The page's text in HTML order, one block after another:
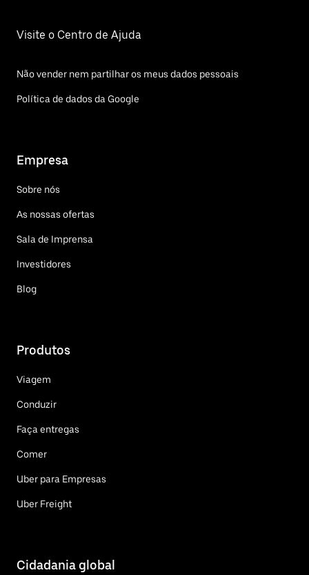
Visite o Centro de Ajuda
Não vender nem partilhar os meus dados pessoais
Política de dados da Google
Empresa
Sobre nós
As nossas ofertas
Sala de Imprensa
Investidores
Blog
Produtos
Viagem
Conduzir
Faça entregas
Comer
Uber para Empresas
Uber Freight
Cidadania global